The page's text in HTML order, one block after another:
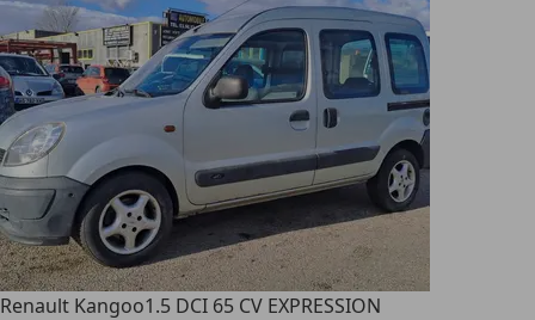
Renault Kangoo1.5 DCI 65 CV EXPRESSION